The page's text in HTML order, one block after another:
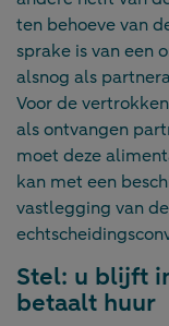
ten behoeve van
sprake is van een
alsnog als
Voor de
als ontvangen
moet deze
kan met een
vastlegging van
Stel: u blijft
betaalt huur